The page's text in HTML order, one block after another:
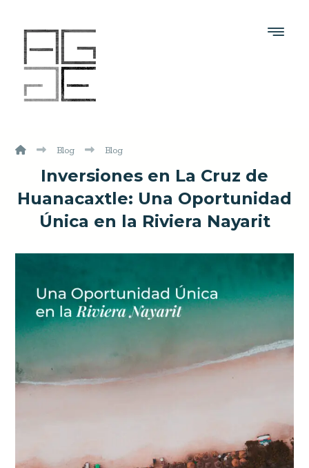
Blog Blog
Inversiones en La Cruz de
Huanacaxtle: Una Oportunidad
Única en la Riviera Nayarit